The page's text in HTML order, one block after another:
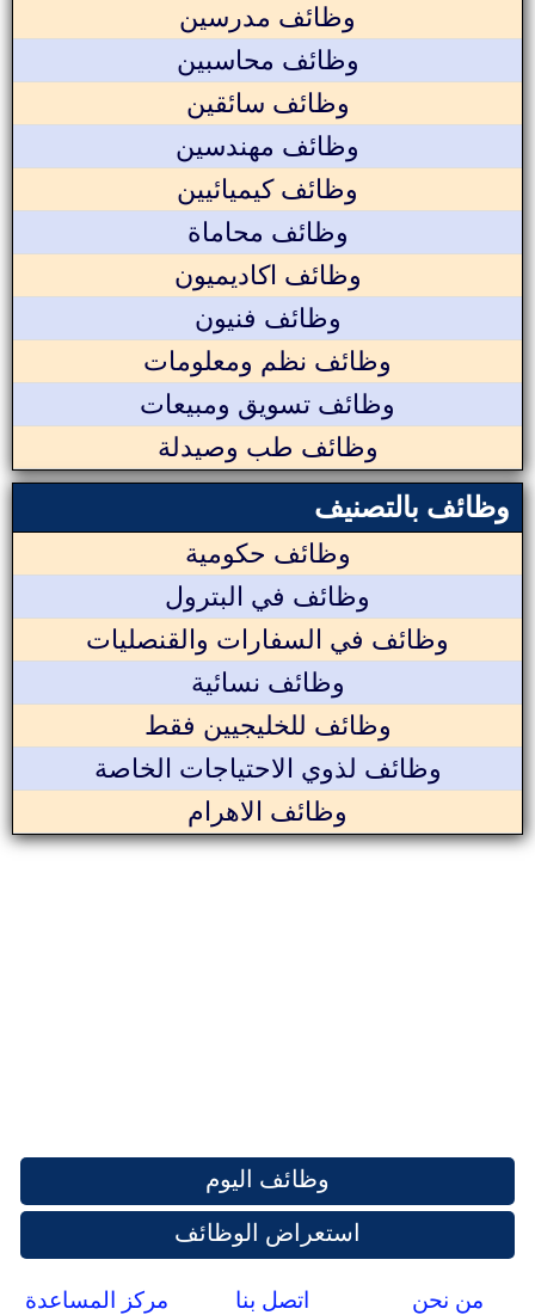
وظائف مدرسين
وظائف محاسبين
وظائف سائقين
وظائف مهندسين
وظائف كيميائيين
وظائف محاماة
وظائف اكاديميون
وظائف فنيون
وظائف نظم ومعلومات
وظائف تسويق ومبيعات
وظائف طب وصيدلة
وظائف بالتصنيف
وظائف حكومية
وظائف في البترول
وظائف في السفارات والقنصليات
وظائف نسائية
وظائف للخليجيين فقط
وظائف لذوي الاحتياجات الخاصة
وظائف الاهرام
وظائف اليوم
استعراض الوظائف
من نحن اتصل بنا مركز المساعدة